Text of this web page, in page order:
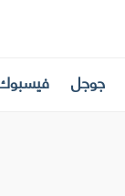
جوجل